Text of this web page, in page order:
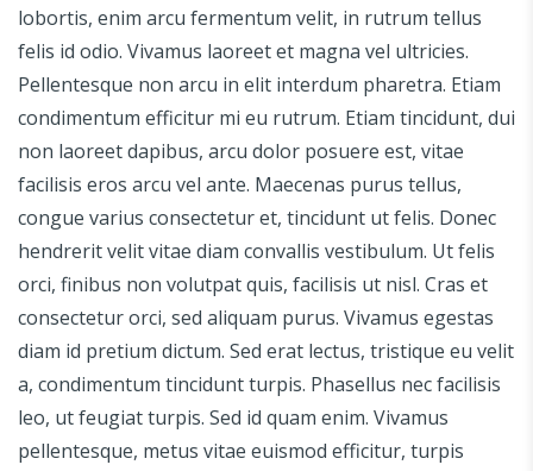
lobortis, enim arcu fermentum velit, in rutrum tellus
felis id odio. Vivamus laoreet et magna vel ultricies.
Pellentesque non arcu in elit interdum pharetra. Etiam
condimentum efficitur mi eu rutrum. Etiam tincidunt, dui
non laoreet dapibus, arcu dolor posuere est, vitae
facilisis eros arcu vel ante. Maecenas purus tellus,
congue varius consectetur et, tincidunt ut felis. Donec
hendrerit velit vitae diam convallis vestibulum. Ut felis
orci, finibus non volutpat quis, facilisis ut nisl. Cras et
consectetur orci, sed aliquam purus. Vivamus egestas
diam id pretium dictum. Sed erat lectus, tristique eu velit
a, condimentum tincidunt turpis. Phasellus nec facilisis
leo, ut feugiat turpis. Sed id quam enim. Vivamus
pellentesque, metus vitae euismod efficitur, turpis